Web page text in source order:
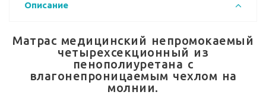
Описание
Матрас медицинский непромокаемый
четырехсекционный из
пенополиуретана с
влагонепроницаемым чехлом на
молнии.